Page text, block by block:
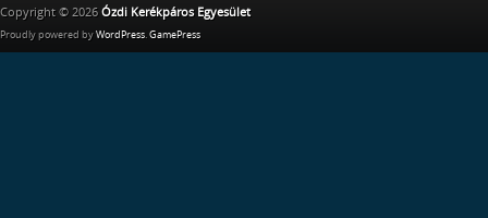
Copyright © 2026 Ózdi Kerékpáros Egyesület
Proudly powered by WordPress. GamePress